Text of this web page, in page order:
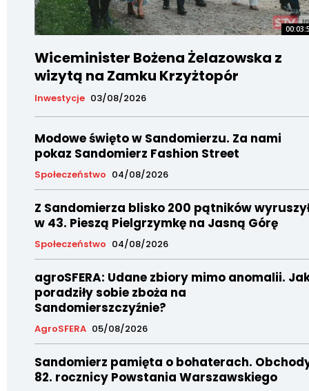
Wiceminister Bożena Żelazowska z
wizytą na Zamku Krzyżtopór
Inwestycje 03/08/2026
Modowe święto w Sandomierzu. Za nami
pokaz Sandomierz Fashion Street
Społeczeństwo 04/08/2026
Z Sandomierza blisko 200 pątników
w 43. Pieszą Pielgrzymkę na Jasną Górę
Społeczeństwo 04/08/2026
agroSFERA: Udane zbiory mimo anomalii.
poradziły sobie zboża na
Sandomierszczyźnie?
AgroSFERA 05/08/2026
Sandomierz pamięta o bohaterach.
82. rocznicy Powstania Warszawskiego